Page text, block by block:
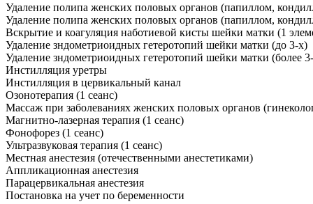
Удаление полипа женских половых органов (папиллом,
Удаление полипа женских половых органов (папиллом,
Вскрытие и коагуляция наботиевой кисты шейки матки (1
Удаление зндометриоидных гетеротопий шейки матки (до 3-х)
Удаление зндометриоидных гетеротопий шейки матки (более
Инстилляция уретры
Инстилляция в цервикальный канал
Озонотерапия (1 сеанс)
Массаж при заболеваниях женских половых органов
Магнитно-лазерная терапия (1 сеанс)
Фонофорез (1 сеанс)
Ультразвуковая терапия (1 сеанс)
Местная анестезия (отечественными анестетиками)
Аппликационная анестезия
Парацервикальная анестезия
Постановка на учет по беременности